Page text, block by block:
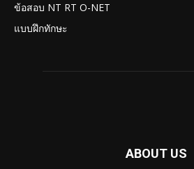
ข้อสอบ NT RT O-NET
แบบฝึกทักษะ
ABOUT US